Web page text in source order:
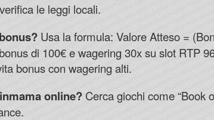
le leggi locali.
Usa la formula: Valore Atteso =
di 100€ e wagering 30x su slot RTP
bonus con wagering alti.
online? Cerca giochi come “Book